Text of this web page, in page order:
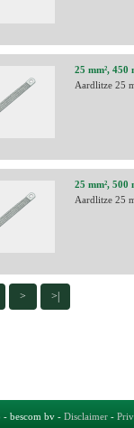
25 mm², 450
Aardlitze 25
25 mm², 500
Aardlitze 25
> >|
- bescom bv - Disclaimer -